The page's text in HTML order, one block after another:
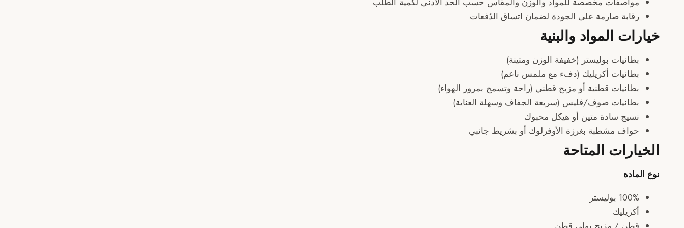
رقابة صارمة على الجودة لضمان اتساق الدُفعات
خيارات المواد والبنية
بطانيات بوليستر (خفيفة الوزن ومتينة)
بطانيات أكريليك (دفء مع ملمس ناعم)
بطانيات قطنية أو مزيج قطني (راحة وتسمح بمرور الهواء)
بطانيات صوف/فليس (سريعة الجفاف وسهلة العناية)
نسيج سادة متين أو هيكل محبوك
حواف مشطبة بغرزة الأوفرلوك أو بشريط جانبي
الخيارات المتاحة
نوع المادة
100% بوليستر
أكريليك